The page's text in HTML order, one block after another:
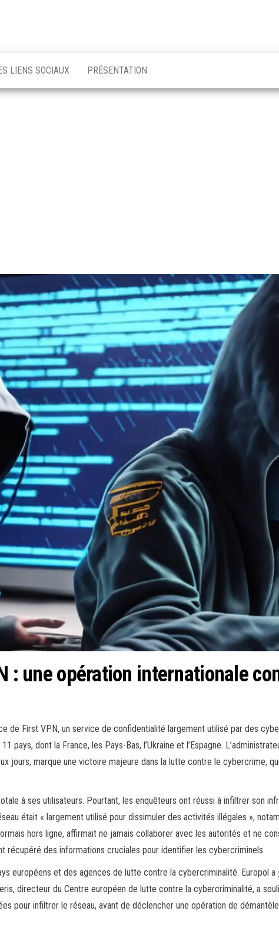
LIENS SOCIAUX PRÉSENTATION
: une opération internationale
de First VPN, un service de confidentialité largement utilisé par des
dont la France, les Pays-Bas, l’Ukraine et l’Espagne.
jours, marque une victoire majeure dans la lutte contre le cybercrime,
à ses utilisateurs. Pourtant, les enquêteurs ont réussi à infiltrer son
était « largement utilisé pour dissimuler des activités illégales »,
hors ligne, affirmait ne jamais collaborer avec les autorités et ne
récupéré des informations cruciales pour identifier les cybercriminels.
européens et des agences de lutte contre la cybercriminalité. Europol
directeur du Centre européen de lutte contre la cybercriminalité, a
pour infiltrer le réseau, avant de déclencher une opération de